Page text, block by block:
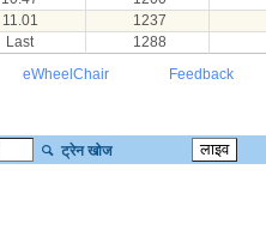
11.01
1237
Last
1288
eWheelChair Feedback
ट्रेन खोज